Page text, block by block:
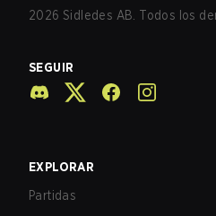
2026 Sidledes AB. Todos los
SEGUIR
EXPLORAR
Partidas